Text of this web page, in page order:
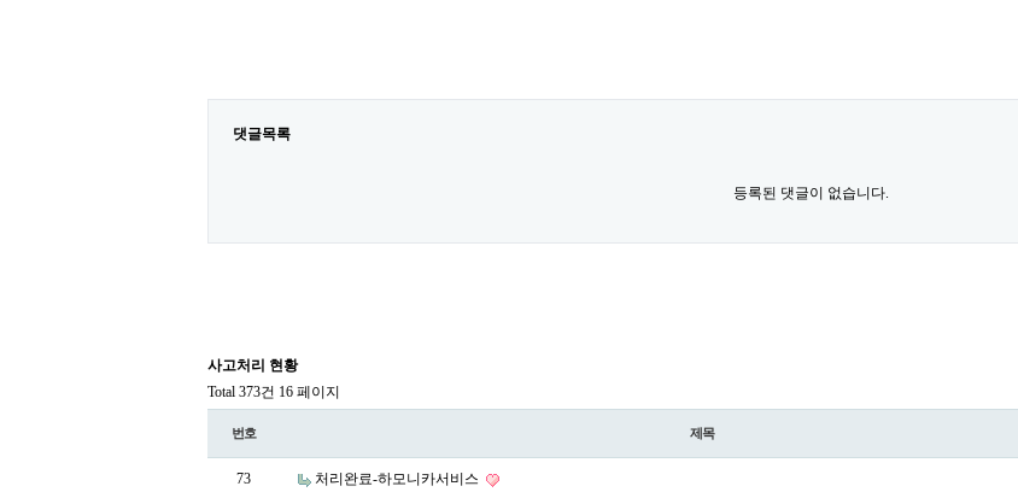
댓글목록
등록된 댓글이 없습니다.
사고처리 현황
Total 373건 16 페이지
번호 제목
73 처리완료-하모니카서비스